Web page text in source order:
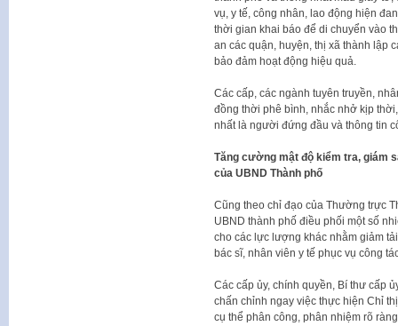
vụ, y tế, công nhân, lao động hiện
thời gian khai báo để di chuyển vào
an các quận, huyện, thị xã thành lập
bảo đảm hoạt động hiệu quả.
Các cấp, các ngành tuyên truyền,
đồng thời phê bình, nhắc nhở kịp
nhất là người đứng đầu và thông tin
Tăng cường mật độ kiểm tra, giám
của UBND Thành phố
Cũng theo chỉ đạo của Thường trực
UBND thành phố điều phối một số
cho các lực lượng khác nhằm giảm
bác sĩ, nhân viên y tế phục vụ công
Các cấp ủy, chính quyền, Bí thư cấp
chấn chỉnh ngay việc thực hiện Chỉ
cụ thể phân công, phân nhiệm rõ